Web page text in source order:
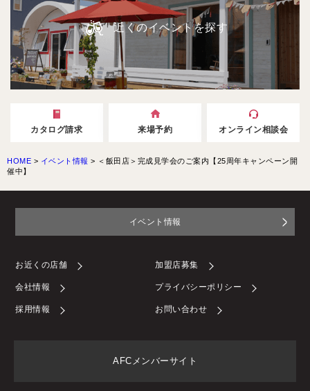
近くのイベントを探す
カタログ請求 来場予約 オンライン相談会
HOME > イベント情報 > ＜飯田店＞完成見学会のご案内【25周年キャンペーン開
催中】
イベント情報
お近くの店舗 加盟店募集
会社情報 プライバシーポリシー
採用情報 お問い合わせ
AFCメンバーサイト